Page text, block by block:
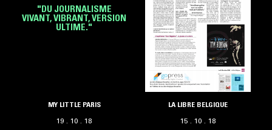
"DU JOURNALISME
VIVANT, VIBRANT, VERSION
ULTIME."
MY LITTLE PARIS
19 . 10 . 18
LA LIBRE BELGIQUE
15 . 10 . 18